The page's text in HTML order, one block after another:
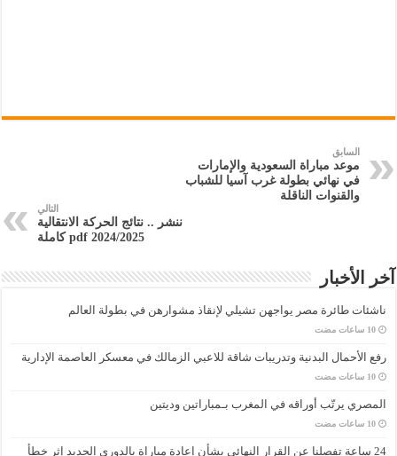
السابق
موعد مباراة السعودية والإمارات
في نهائي بطولة غرب آسيا للشباب
والقنوات الناقلة
التالي
ننشر .. نتائج الحركة الانتقالية
2024/2025 pdf كاملة
آخر الأخبار
ناشئات طائرة مصر يواجهن تشيلي لإنقاذ مشوارهن في بطولة العالم
‏10 ساعات مضت
رفع الأحمال البدنية وتدريبات شاقة للاعبي الزمالك في معسكر العاصمة الإدارية
‏10 ساعات مضت
المصري يرتّب أوراقه في المغرب بـمباراتين وديتين
‏10 ساعات مضت
24 ساعة تفصلنا عن القرار النهائي بشأن إعادة مباراة بالدوري الجديد إثر خطأ